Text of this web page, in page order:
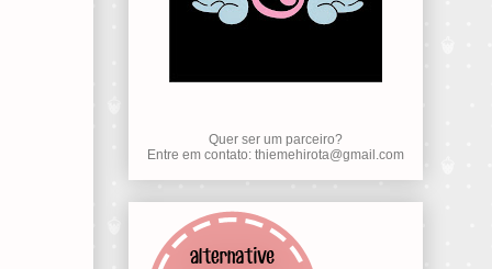
Quer ser um parceiro?
Entre em contato: thiemehirota@gmail.com